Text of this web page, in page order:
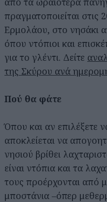
πραγματοποιείται στις
Ερμολάου, στο νησάκι
όπου ντόπιοι και
για το γλέντι. Δείτε
της Σκύρου ανά
Πού θα φάτε
Όπου και αν επιλέξετε
αποκλείεται να
νησιού βρίθει
είναι ντόπια και τα
τους προέρχονται από
μποστάνια –όπερ